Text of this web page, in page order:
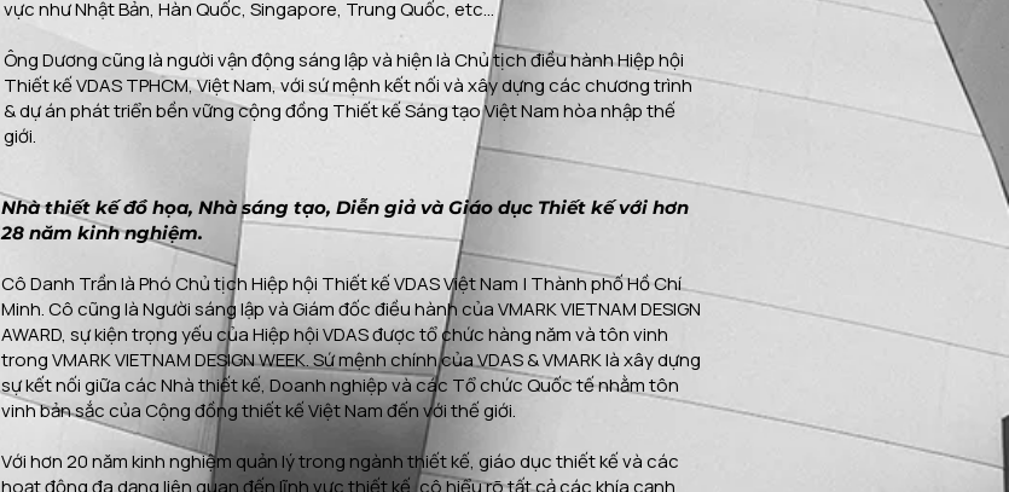
vực như Nhật Bản, Hàn Quốc, Singapore, Trung Quốc, etc...
​Ông Dương cũng là người vận động sáng lập và hiện là Chủ tịch điều hành Hiệp hội
Thiết kế VDAS TPHCM, Việt Nam, với sứ mệnh kết nối và xây dựng các chương trình
& dự án phát triển bền vững cộng đồng Thiết kế Sáng tạo Việt Nam hòa nhập thế
giới.
Nhà thiết kế đồ họa, Nhà sáng tạo, Diễn giả và Giáo dục Thiết kế với hơn
28 năm kinh nghiệm.
Cô Danh Trần là Phó Chủ tịch Hiệp hội Thiết kế VDAS Việt Nam | Thành phố Hồ Chí
Minh. Cô cũng là Người sáng lập và Giám đốc điều hành của VMARK VIETNAM DESIGN
AWARD, sự kiện trọng yếu của Hiệp hội VDAS được tổ chức hàng năm và tôn vinh
trong VMARK VIETNAM DESIGN WEEK. Sứ mệnh chính của VDAS & VMARK là xây dựng
sự kết nối giữa các Nhà thiết kế, Doanh nghiệp và các Tổ chức Quốc tế nhằm tôn
vinh bản sắc của Cộng đồng thiết kế Việt Nam đến với thế giới.
Với hơn 20 năm kinh nghiệm quản lý trong ngành thiết kế, giáo dục thiết kế và các
hoạt động đa dạng liên quan đến lĩnh vực thiết kế, cô hiểu rõ tất cả các khía cạnh